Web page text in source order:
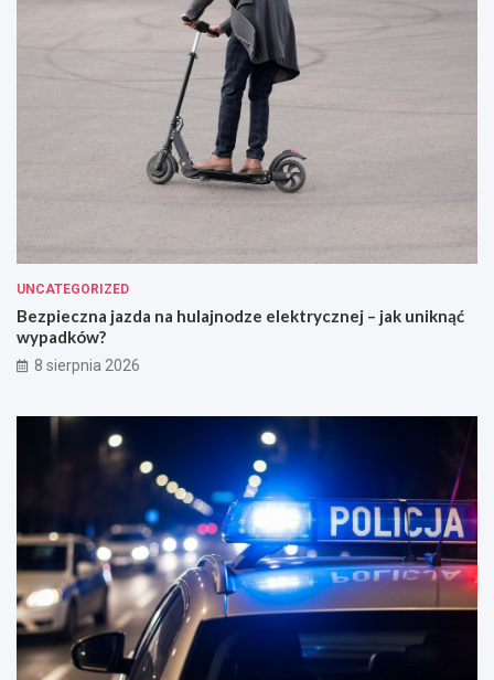
UNCATEGORIZED
Bezpieczna jazda na hulajnodze elektrycznej – jak uniknąć
wypadków?
8 sierpnia 2026